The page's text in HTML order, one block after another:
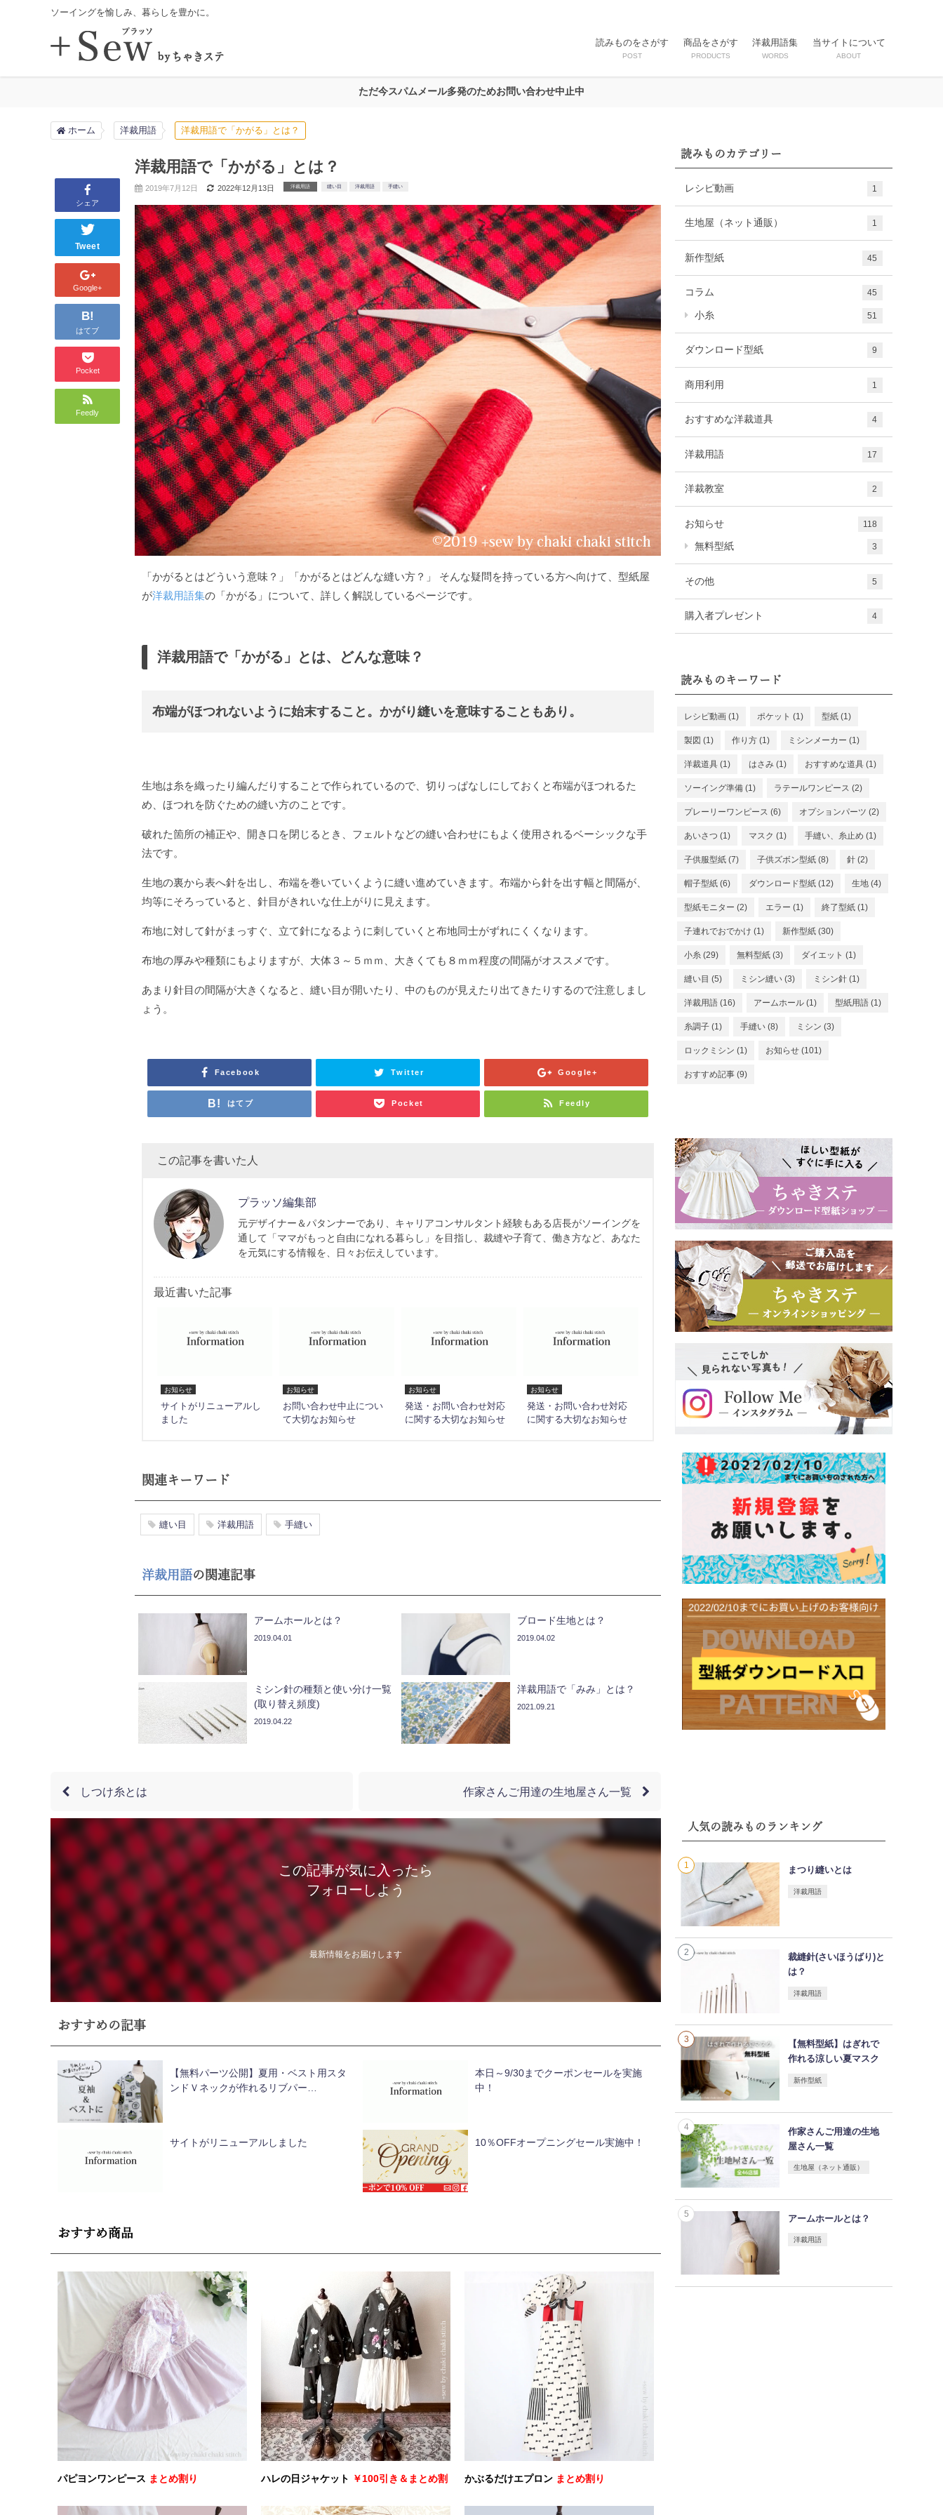
ソーイングを愉しみ、暮らしを豊かに。
読みものをさがす
POST
商品をさがす
PRODUCTS
洋裁用語集
WORDS
当サイトについて
ABOUT
ただ今スパムメール多発のためお問い合わせ中止中
ホーム 洋裁用語 洋裁用語で「かがる」とは？
シェア
Tweet
Google+
B!
はてブ
Pocket
Feedly
洋裁用語で「かがる」とは？
2019年7月12日 2022年12月13日 洋裁用語 縫い目 洋裁用語 手縫い
「かがるとはどういう意味？」「かがるとはどんな縫い方？」 そんな疑問を持っている方へ向けて、型紙屋
が洋裁用語集の「かがる」について、詳しく解説しているページです。
洋裁用語で「かがる」とは、どんな意味？
布端がほつれないように始末すること。かがり縫いを意味することもあり。
生地は糸を織ったり編んだりすることで作られているので、切りっぱなしにしておくと布端がほつれるた
め、ほつれを防ぐための縫い方のことです。
破れた箇所の補正や、開き口を閉じるとき、フェルトなどの縫い合わせにもよく使用されるベーシックな手
法です。
生地の裏から表へ針を出し、布端を巻いていくように縫い進めていきます。布端から針を出す幅と間隔が、
均等にそろっていると、針目がきれいな仕上がりに見えます。
布地に対して針がまっすぐ、立て針になるように刺していくと布地同士がずれにくくなります。
布地の厚みや種類にもよりますが、大体３～５ｍｍ、大きくても８ｍｍ程度の間隔がオススメです。
あまり針目の間隔が大きくなると、縫い目が開いたり、中のものが見えたり出てきたりするので注意しまし
ょう。
Facebook Twitter Google+
はてブ Pocket Feedly
この記事を書いた人
プラッソ編集部
元デザイナー＆パタンナーであり、キャリアコンサルタント経験もある店長がソーイングを
通して「ママがもっと自由になれる暮らし」を目指し、裁縫や子育て、働き方など、あなた
を元気にする情報を、日々お伝えしています。
最近書いた記事
お知らせ
サイトがリニューアルし
ました
お知らせ
お問い合わせ中止につい
て大切なお知らせ
お知らせ
発送・お問い合わせ対応
に関する大切なお知らせ
お知らせ
発送・お問い合わせ対応
に関する大切なお知らせ
関連キーワード
縫い目 洋裁用語 手縫い
洋裁用語の関連記事
アームホールとは？
2019.04.01
ブロード生地とは？
2019.04.02
ミシン針の種類と使い分け一覧
(取り替え頻度)
2019.04.22
洋裁用語で「みみ」とは？
2021.09.21
しつけ糸とは 作家さんご用達の生地屋さん一覧
この記事が気に入ったら
フォローしよう
最新情報をお届けします
おすすめの記事
【無料パーツ公開】夏用・ベスト用スタ
ンドＶネックが作れるリブパー…
本日～9/30までクーポンセールを実施
中！
サイトがリニューアルしました 10％OFFオープニングセール実施中！
おすすめ商品
読みものカテゴリー
レシピ動画 1
生地屋（ネット通販） 1
新作型紙 45
コラム 45
小糸 51
ダウンロード型紙 9
商用利用 1
おすすめな洋裁道具 4
洋裁用語 17
洋裁教室 2
お知らせ 118
無料型紙 3
その他 5
購入者プレゼント 4
読みものキーワード
レシピ動画 (1) ポケット (1) 型紙 (1)
製図 (1) 作り方 (1) ミシンメーカー (1)
洋裁道具 (1) はさみ (1) おすすめな道具 (1)
ソーイング準備 (1) ラテールワンピース (2)
プレーリーワンピース (6) オプションパーツ (2)
あいさつ (1) マスク (1) 手縫い、糸止め (1)
子供服型紙 (7) 子供ズボン型紙 (8) 針 (2)
帽子型紙 (6) ダウンロード型紙 (12) 生地 (4)
型紙モニター (2) エラー (1) 終了型紙 (1)
子連れでおでかけ (1) 新作型紙 (30)
小糸 (29) 無料型紙 (3) ダイエット (1)
縫い目 (5) ミシン縫い (3) ミシン針 (1)
洋裁用語 (16) アームホール (1) 型紙用語 (1)
糸調子 (1) 手縫い (8) ミシン (3)
ロックミシン (1) お知らせ (101)
おすすめ記事 (9)
人気の読みものランキング
まつり縫いとは
洋裁用語
裁縫針(さいほうばり)と
は？
洋裁用語
【無料型紙】はぎれで
作れる涼しい夏マスク
新作型紙
作家さんご用達の生地
屋さん一覧
生地屋（ネット通販）
アームホールとは？
洋裁用語